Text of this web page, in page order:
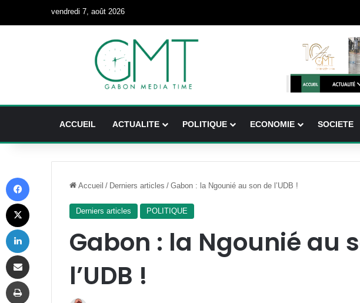
vendredi 7, août 2026
ACCUEIL ACTUALITE POLITIQUE ECONOMIE SOCIETE
Accueil / Derniers articles / Gabon : la Ngounié au son de l’UDB !
Derniers articles POLITIQUE
Gabon : la Ngounié au
l’UDB !